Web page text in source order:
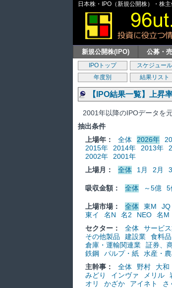
日本株・IPO（新規公開株）・株
新規公開株(IPO) 公募・
IPOトップ スケジュール
年度別
結果リスト
【IPO結果一覧】上昇
2001年以降のIPOデータを
抽出条件
上場年：
全体 2026年
2015年
2014年 2013年
2002年
2001年
上場月：
全体 1月 2月
吸収金額： 全体 ～5億 5
上場市場： 全体 東M JQ
東イ
名N 名2 NEO 名M
セクター：
全体 サービ
その他製品
建設業 食料品
倉庫・運輸関連業
証券、
鉄鋼
パルプ・紙 水産・
主幹事：
全体 野村 大和
みどり
インヴァ メリル
オリ
かざか アイネト さ